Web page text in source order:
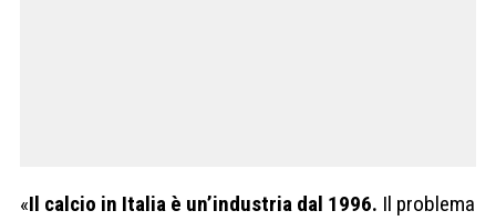
«Il calcio in Italia è un’industria dal 1996. Il problema